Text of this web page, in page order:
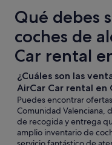
Qué debes
coches de
Car rental
¿Cuáles son las
AirCar Car rental en
Puedes encontrar
Comunidad Valenciana,
de recogida y entrega
amplio inventario de